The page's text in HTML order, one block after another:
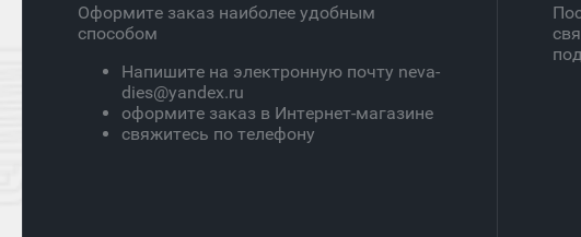
Оформите заказ наиболее удобным
способом
Напишите на электронную почту neva-
dies@yandex.ru
оформите заказ в Интернет-магазине
свяжитесь по телефону